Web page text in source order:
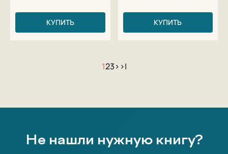
КУПИТЬ КУПИТЬ
123> >|
Не нашли нужную книгу?